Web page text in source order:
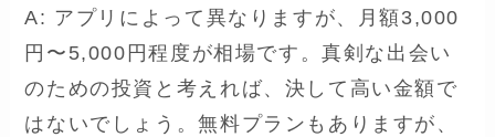
A: アプリによって異なりますが、月額3,000
円〜5,000円程度が相場です。真剣な出会い
のための投資と考えれば、決して高い金額で
はないでしょう。無料プランもありますが、